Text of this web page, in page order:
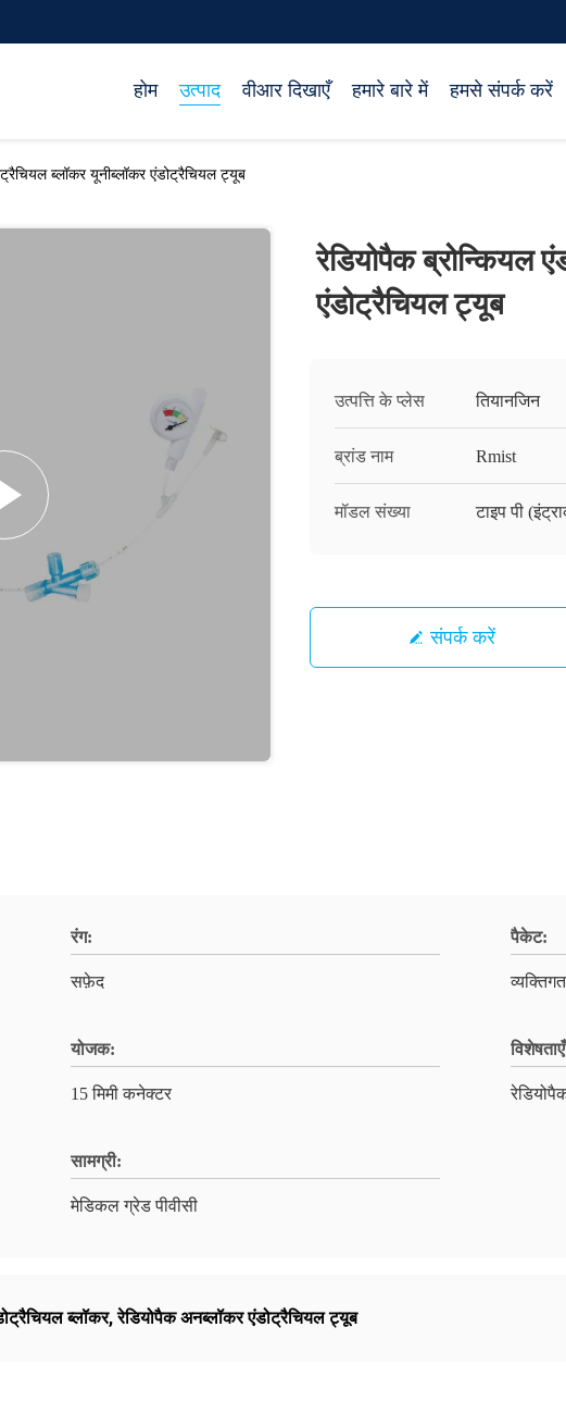
होम उत्पाद वीआर दिखाएँ हमारे बारे में हमसे संपर्क करें
ब्लॉकर यूनीब्लॉकर एंडोट्रैचियल ट्यूब
रेडियोपैक ब्रोन्कियल
एंडोट्रैचियल ट्यूब
उत्पत्ति के प्लेस तियानजिन
ब्रांड नाम Rmist
मॉडल संख्या टाइप पी
संपर्क करें
रंग:
सफ़ेद
पैकेट:
योजक:
15 मिमी कनेक्टर
सामग्री:
मेडिकल ग्रेड पीवीसी
ब्लॉकर,रेडियोपैक अनब्लॉकर एंडोट्रैचियल ट्यूब